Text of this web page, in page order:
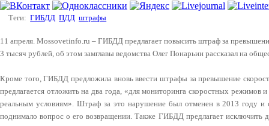
Теги: ГИБДД ПДД штрафы
11 апреля. Mossovetinfo.ru – ГИБДД предлагает повысить штраф за
3 тысяч рублей, об этом замглавы ведомства Олег Понарьин рассказал на
Кроме того, ГИБДД предложила вновь ввести штрафы за превышение
предлагается отложить на два года, «для мониторинга скоростных режимов
реальным условиям». Штраф за это нарушение был отменен в 2013 году
поднимало вопрос о его возвращении. Также ГИБДД предлагает исключить